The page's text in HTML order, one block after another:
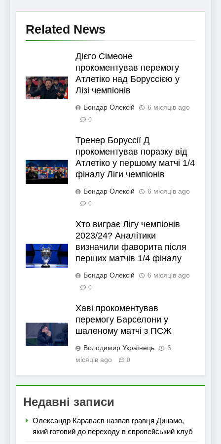
Related News
Дієго Сімеоне
прокоментував перемогу
Атлетіко над Боруссією у
Лізі чемпіонів
Бондар Олексій 6 місяців ago
0
Тренер Боруссії Д
прокоментував поразку від
Атлетіко у першому матчі 1/4
фіналу Ліги чемпіонів
Бондар Олексій 6 місяців ago
0
Хто виграє Лігу чемпіонів
2023/24? Аналітики
визначили фаворита після
перших матчів 1/4 фіналу
Бондар Олексій 6 місяців ago
0
Хаві прокоментував
перемогу Барселони у
шаленому матчі з ПСЖ
Володимир Українець
6
місяців ago
0
Недавні записи
Олександр Караваєв назвав гравця Динамо,
який готовий до переходу в європейський клуб